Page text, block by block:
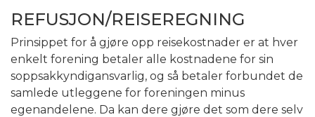
REFUSJON/REISEREGNING
Prinsippet for å gjøre opp reisekostnader er at hver
enkelt forening betaler alle kostnadene for sin
soppsakkyndigansvarlig, og så betaler forbundet de
samlede utleggene for foreningen minus
egenandelene. Da kan dere gjøre det som dere selv